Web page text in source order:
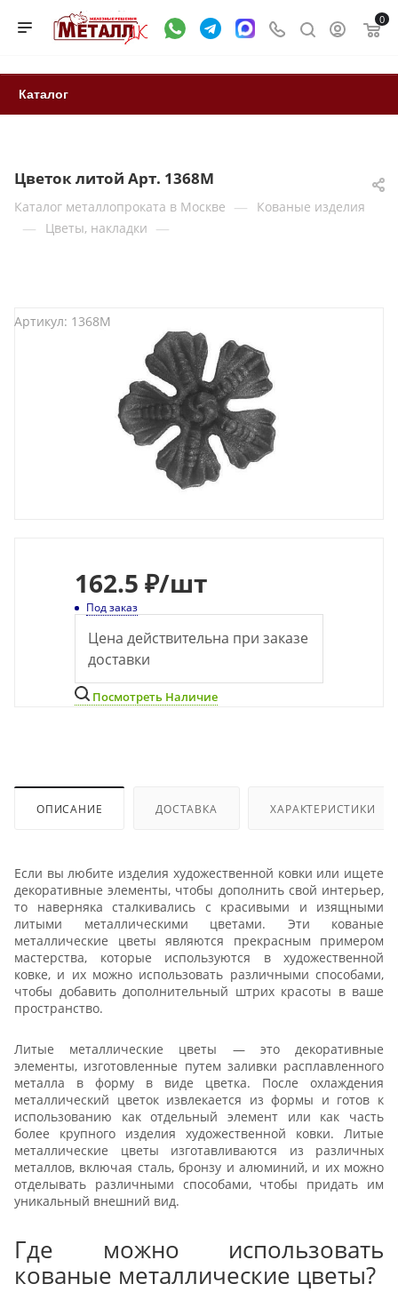
0
Каталог
Цветок литой Арт. 1368М
Каталог металлопроката в Москве — Кованые изделия
— Цветы, накладки —
Артикул: 1368М
162.5 ₽/шт
Под заказ
Цена действительна при заказе
доставки
Посмотреть Наличие
ОПИСАНИЕ ДОСТАВКА ХАРАКТЕРИСТИКИ
Если вы любите изделия художественной ковки или ищете
декоративные элементы, чтобы дополнить свой интерьер,
то наверняка сталкивались с красивыми и изящными
литыми металлическими цветами. Эти кованые
металлические цветы являются прекрасным примером
мастерства, которые используются в художественной
ковке, и их можно использовать различными способами,
чтобы добавить дополнительный штрих красоты в ваше
пространство.
Литые металлические цветы — это декоративные
элементы, изготовленные путем заливки расплавленного
металла в форму в виде цветка. После охлаждения
металлический цветок извлекается из формы и готов к
использованию как отдельный элемент или как часть
более крупного изделия художественной ковки. Литые
металлические цветы изготавливаются из различных
металлов, включая сталь, бронзу и алюминий, и их можно
отделывать различными способами, чтобы придать им
уникальный внешний вид.
Где можно использовать
кованые металлические цветы?